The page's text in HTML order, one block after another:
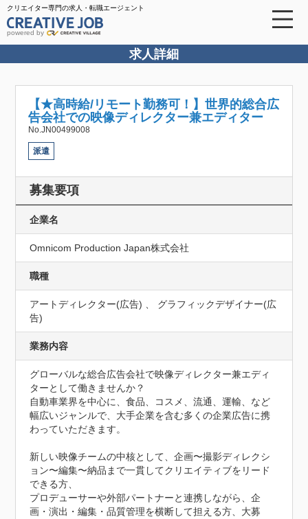
クリエイター専門の求人・転職エージェント
powered by
求人詳細
【★高時給/リモート勤務可！】世界的総合広
告会社での映像ディレクター兼エディター
No.JN00499008
派遣
募集要項
企業名
Omnicom Production Japan株式会社
職種
アートディレクター(広告) 、 グラフィックデザイナー(広
告)
業務内容
グローバルな総合広告会社で映像ディレクター兼エディ
ターとして働きませんか？
自動車業界を中心に、食品、コスメ、流通、運輸、など
幅広いジャンルで、大手企業を含む多くの企業広告に携
わっていただきます。
新しい映像チームの中核として、企画〜撮影ディレクシ
ョン〜編集〜納品まで一貫してクリエイティブをリード
できる方、
プロデューサーや外部パートナーと連携しながら、企
画・演出・編集・品質管理を横断して担える方、大募